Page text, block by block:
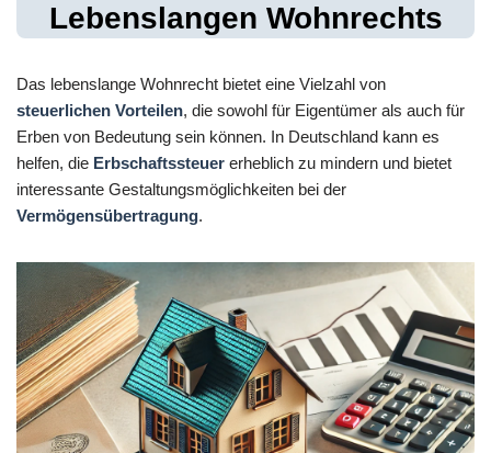
Lebenslangen Wohnrechts
Das lebenslange Wohnrecht bietet eine Vielzahl von
steuerlichen Vorteilen, die sowohl für Eigentümer als auch für
Erben von Bedeutung sein können. In Deutschland kann es
helfen, die Erbschaftssteuer erheblich zu mindern und bietet
interessante Gestaltungsmöglichkeiten bei der
Vermögensübertragung.